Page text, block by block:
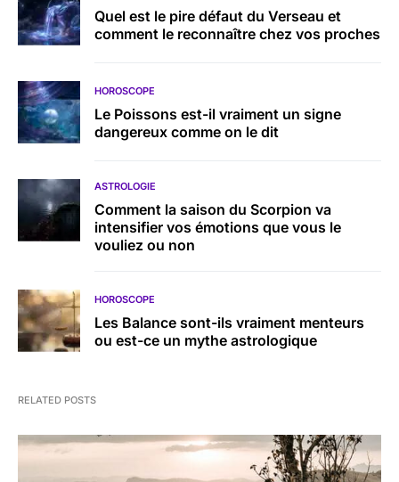
Quel est le pire défaut du Verseau et
comment le reconnaître chez vos proches
HOROSCOPE
Le Poissons est-il vraiment un signe
dangereux comme on le dit
ASTROLOGIE
Comment la saison du Scorpion va
intensifier vos émotions que vous le
vouliez ou non
HOROSCOPE
Les Balance sont-ils vraiment menteurs
ou est-ce un mythe astrologique
RELATED POSTS